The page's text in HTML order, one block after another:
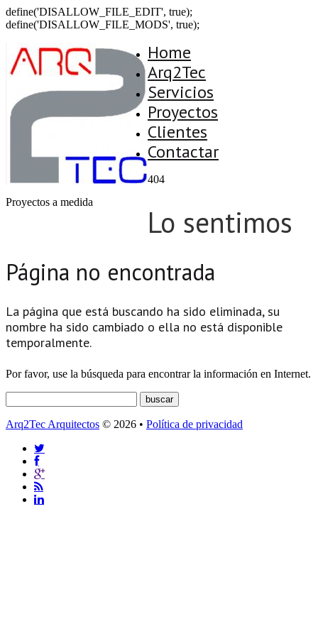
define('DISALLOW_FILE_EDIT', true);
define('DISALLOW_FILE_MODS', true);
Proyectos a medida
Home
Arq2Tec
Servicios
Proyectos
Clientes
Contactar
404
Lo sentimos
Página no encontrada
La página que está buscando ha sido eliminada, su
nombre ha sido cambiado o ella no está disponible
temporalmente.
Por favor, use la búsqueda para encontrar la información en Internet.
Arq2Tec Arquitectos © 2026 • Política de privacidad